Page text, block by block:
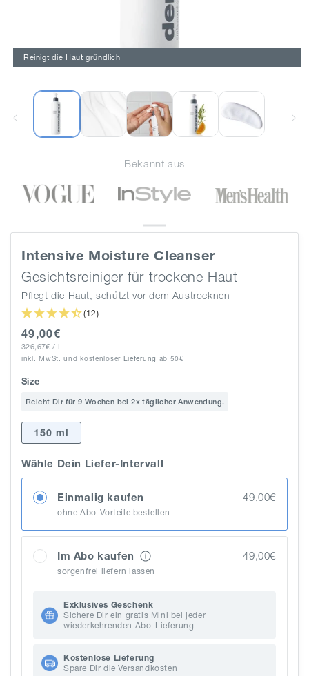
öffnen
Reinigt die Haut gründlich
Bekannt aus
Intensive Moisture Cleanser
Gesichtsreiniger für trockene Haut
Pflegt die Haut, schützt vor dem Austrocknen
(12)
Normaler
Preis
49,00€
GRUNDPREIS
326,67€ / PRO
L
inkl. MwSt.und kostenloser Lieferung ab 50€
Size
Reicht Dir für 9 Wochen bei 2x täglicher Anwendung.
150 ml
Wähle Dein Liefer-Intervall
Einmalig kaufen
ohne Abo-Vorteile bestellen
49,00€
Im Abo kaufen
sorgenfrei liefern lassen
49,00€
Exklusives Geschenk
Sichere Dir ein gratis Mini bei jeder
wiederkehrenden Abo-Lieferung
Kostenlose Lieferung
Spare Dir die Versandkosten